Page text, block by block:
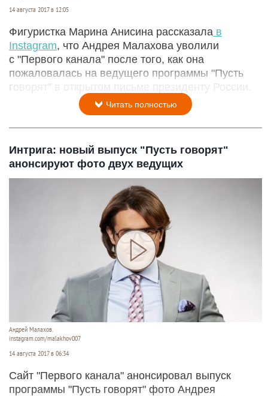
14 августа 2017 в 12:05
Фигуристка Марина Анисина рассказала в
Instagram, что Андрея Малахова уволили
с "Первого канала" после того, как она
пожаловалась на ведущего программы "Пусть
говорят" в открытом письме президенту России.
Читать полностью
Интрига: новый выпуск "Пусть говорят"
анонсируют фото двух ведущих
Андрей Малахов.
instagram.com/malakhov007
14 августа 2017 в 06:34
Сайт "Первого канала" анонсировал выпуск
программы "Пусть говорят" фото Андрея